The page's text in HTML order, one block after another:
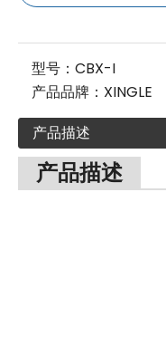
型号： CBX-I
产品品牌： XINGLE
产品描述
产品描述